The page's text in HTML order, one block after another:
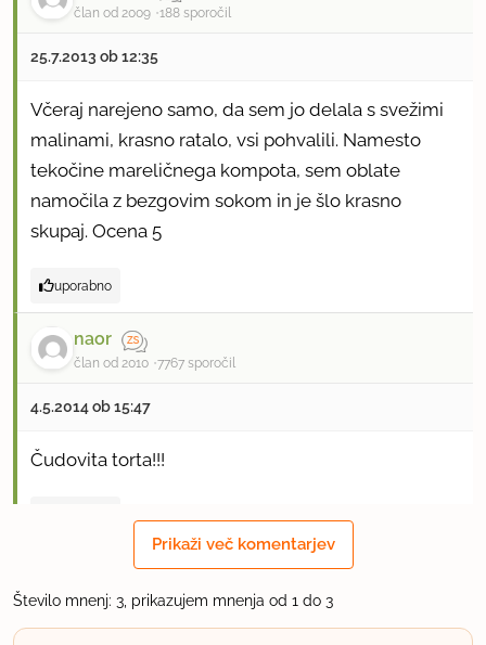
član od 2009 188 sporočil
25.7.2013 ob 12:35
Včeraj narejeno samo, da sem jo delala s svežimi
malinami, krasno ratalo, vsi pohvalili. Namesto
tekočine mareličnega kompota, sem oblate
namočila z bezgovim sokom in je šlo krasno
skupaj. Ocena 5
uporabno
naor
član od 2010 7767 sporočil
4.5.2014 ob 15:47
Čudovita torta!!!
JanisJoplin
član od 2011 1953 sporočil
Prikaži več komentarjev
Število mnenj: 3, prikazujem mnenja od 1 do 3